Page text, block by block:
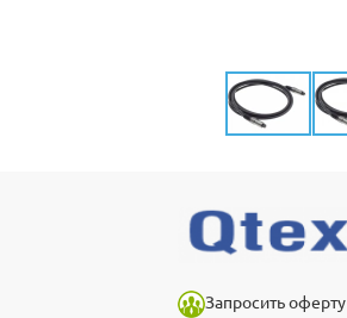
Запросить оферту